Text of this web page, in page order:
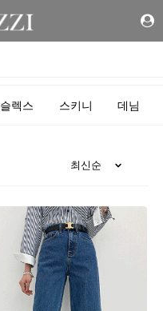
슬렉스 스키니 데님